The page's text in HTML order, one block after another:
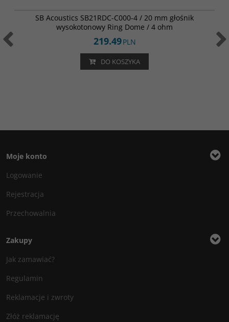
SB Acoustics SB21RDC-C000-4 / 20 mm głośnik
wysokotonowy Ring Dome / 4 ohm
219.49PLN
DO KOSZYKA
Moje konto
Logowanie
Rejestracja
Przechowalnia
Zakupy
Jak zamawiać?
Regulamin
Reklamacje i zwroty
Złóż reklamację